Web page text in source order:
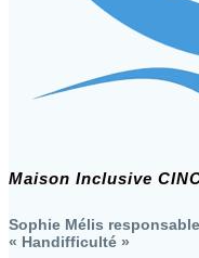
Maison Inclusive
Sophie Mélis
« Handifficulté »